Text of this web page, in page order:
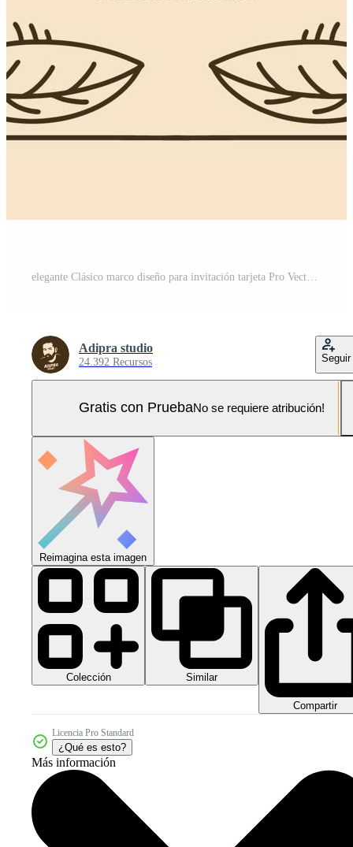
Adipra studio
24.392 Recursos Seguir
Gratis con PruebaNo se requiere atribución!
Reimagina esta imagen
Colección Similar
Compartir
Licencia Pro Standard
¿Qué es esto?
Más información